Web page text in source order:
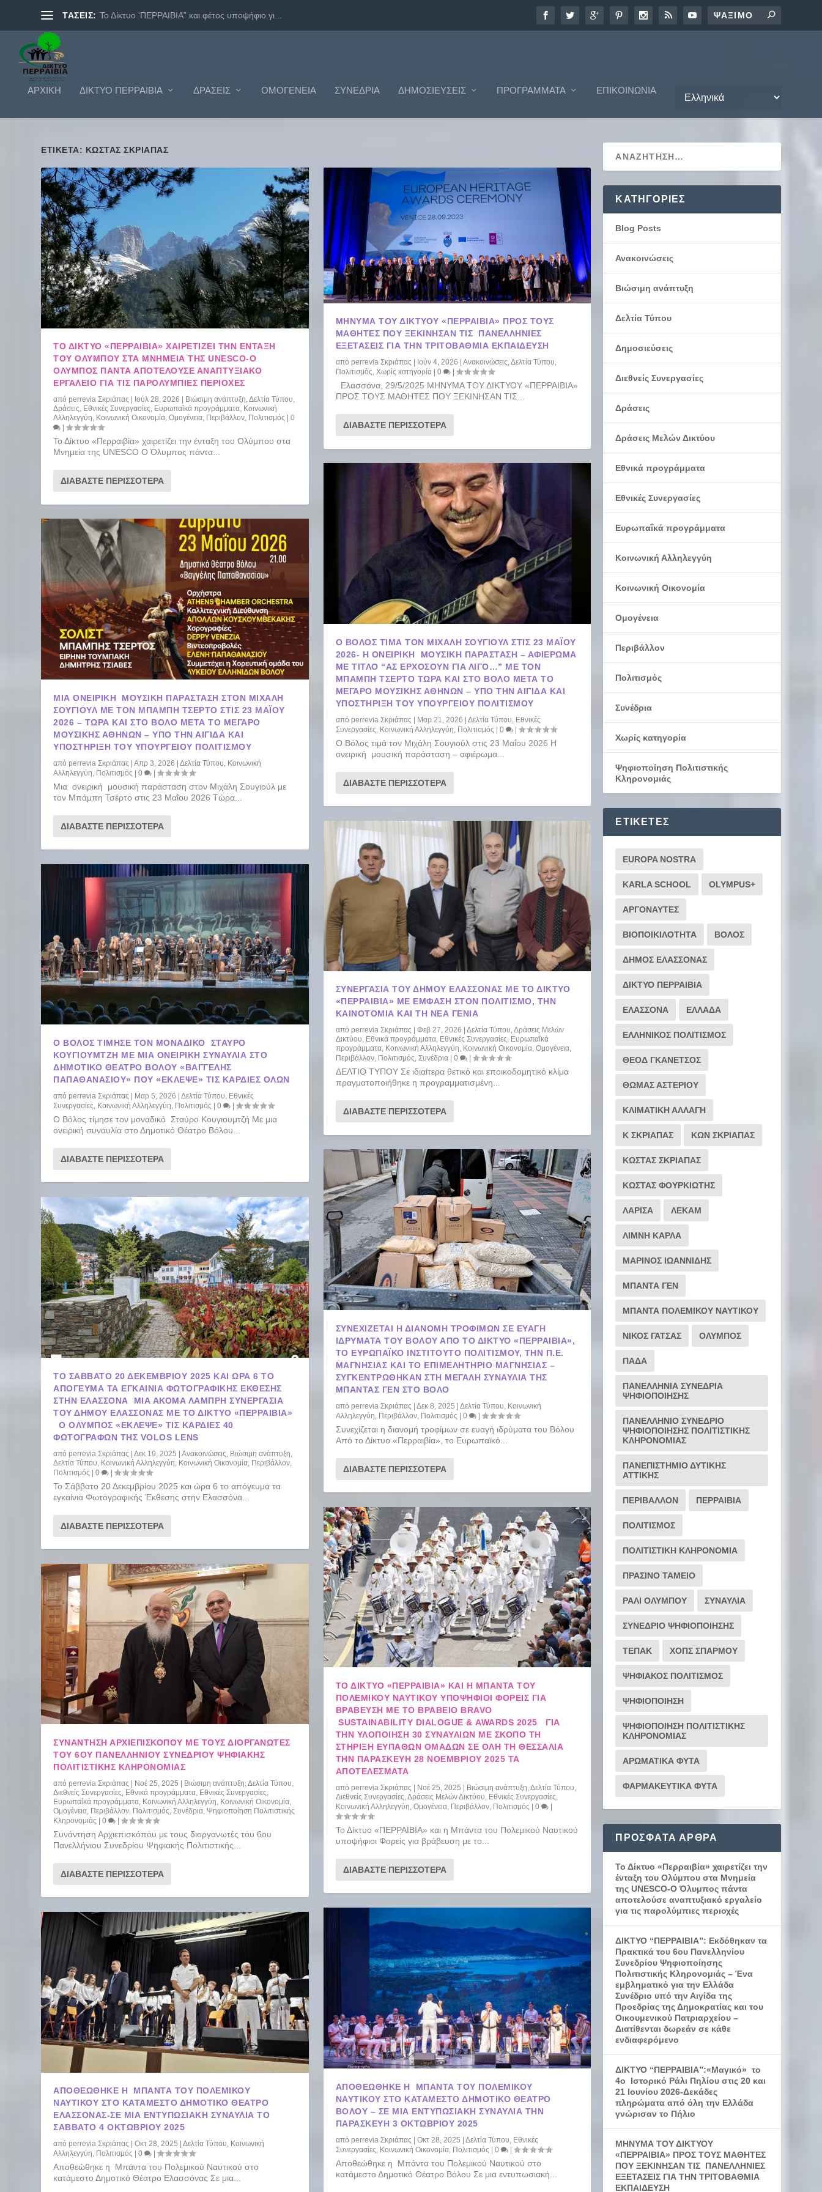
ΤΑΣΕΙΣ: BRAVO2018. ΔΙΚΤΥΟ ΠΕΡΡΑΙΒΙΑ.
ΑΡΧΙΚΗ ΔΊΚΤΥΟ ΠΕΡΡΑΙΒΊΑ ΔΡΆΣΕΙΣ ΟΜΟΓΈΝΕΙΑ ΣΥΝΈΔΡΙΑ ΔΗΜΟΣΙΕΎΣΕΙΣ ΠΡΟΓΡΆΜΜΑΤΑ ΕΠΙΚΟΙΝΩΝΊΑ
ΕΤΙΚΈΤΑ: ΚΩΣΤΑΣ ΣΚΡΙΑΠΑΣ
ΤΟ ΔΊΚΤΥΟ «ΠΕΡΡΑΙΒΊΑ» ΧΑΙΡΕΤΊΖΕΙ ΤΗΝ ΈΝΤΑΞΗ
ΤΟΥ ΟΛΎΜΠΟΥ ΣΤΑ ΜΝΗΜΕΊΑ ΤΗΣ UNESCO-Ο
ΌΛΥΜΠΟΣ ΠΆΝΤΑ ΑΠΟΤΕΛΟΎΣΕ ΑΝΑΠΤΥΞΙΑΚΌ
ΕΡΓΑΛΕΊΟ ΓΙΑ ΤΙΣ ΠΑΡΟΛΎΜΠΙΕΣ ΠΕΡΙΟΧΈΣ
απόperrevia Σκριάπας Ιούλ 28, 2026 Βιώσιμη ανάπτυξη,Δελτία Τύπου,
Δράσεις, Εθνικές Συνεργασίες, Ευρωπαΐκά προγράμματα, Κοινωνική
Αλληλεγγύη, Κοινωνική Οικονομία,Ομογένεια, Περιβάλλον, Πολιτισμός |0
|
Το Δίκτυο «Περραιβία» χαιρετίζει την ένταξη του Ολύμπου στα
Μνημεία της UNESCO Ο Όλυμπος πάντα...
ΔΙΑΒΆΣΤΕ ΠΕΡΙΣΣΌΤΕΡΑ
ΜΙΑ ΟΝΕΙΡΙΚΉ ΜΟΥΣΙΚΉ ΠΑΡΆΣΤΑΣΗ ΣΤΟΝ ΜΙΧΆΛΗ
ΣΟΥΓΙΟΎΛ ΜΕ ΤΟΝ ΜΠΆΜΠΗ ΤΣΈΡΤΟ ΣΤΙΣ 23 ΜΑΪ́ΟΥ
2026 – TΏΡΑ ΚΑΙ ΣΤΟ ΒΌΛΟ ΜΕΤΆ ΤΟ ΜΈΓΑΡΟ
ΜΟΥΣΙΚΉΣ ΑΘΗΝΏΝ – ΥΠΌ ΤΗΝ ΑΙΓΊΔΑ ΚΑΙ
ΥΠΟΣΤΉΡΙΞΗ ΤΟΥ ΥΠΟΥΡΓΕΊΟΥ ΠΟΛΙΤΙΣΜΟΎ
απόperrevia Σκριάπας |Απρ 3, 2026 |Δελτία Τύπου, Κοινωνική
Αλληλεγγύη, Πολιτισμός |0 |
Μια ονειρική μουσική παράσταση στον Μιχάλη Σουγιούλ με
τον Μπάμπη Τσέρτο στις 23 Μαΐου 2026 Tώρα...
ΔΙΑΒΆΣΤΕ ΠΕΡΙΣΣΌΤΕΡΑ
Ο ΒΌΛΟΣ ΤΊΜΗΣΕ ΤΟΝ ΜΟΝΑΔΙΚΌ ΣΤΑΎΡΟ
ΚΟΥΓΙΟΥΜΤΖΉ ΜΕ ΜΙΑ ΟΝΕΙΡΙΚΉ ΣΥΝΑΥΛΊΑ ΣΤΟ
ΔΗΜΟΤΙΚΌ ΘΈΑΤΡΟ ΒΌΛΟΥ «ΒΑΓΓΈΛΗΣ
ΠΑΠΑΘΑΝΑΣΊΟΥ» ΠΟΥ «ΈΚΛΕΨΕ» ΤΙΣ ΚΑΡΔΙΈΣ ΌΛΩΝ
απόperrevia Σκριάπας Μαρ 5, 2026 |Δελτία Τύπου, Εθνικές
Συνεργασίες, Κοινωνική Αλληλεγγύη, Πολιτισμός |0 |
Ο Βόλος τίμησε τον μοναδικό Σταύρο Κουγιουμτζή Με μια
ονειρική συναυλία στο Δημοτικό Θέατρο Βόλου...
ΔΙΑΒΆΣΤΕ ΠΕΡΙΣΣΌΤΕΡΑ
ΤΟ ΣΆΒΒΑΤΟ 20 ΔΕΚΕΜΒΡΊΟΥ 2025 ΚΑΙ ΏΡΑ 6 ΤΟ
ΑΠΌΓΕΥΜΑ ΤΑ ΕΓΚΑΊΝΙΑ ΦΩΤΟΓΡΑΦΙΚΉΣ ΈΚΘΕΣΗΣ
ΣΤΗΝ ΕΛΑΣΣΌΝΑ ΜΙΑ ΑΚΌΜΑ ΛΑΜΠΡΉ ΣΥΝΕΡΓΑΣΊΑ
ΤΟΥ ΔΉΜΟΥ ΕΛΑΣΣΌΝΑΣ ΜΕ ΤΟ ΔΊΚΤΥΟ «ΠΕΡΡΑΙΒΊΑ»
Ο ΌΛΥΜΠΟΣ «ΈΚΛΕΨΕ» ΤΙΣ ΚΑΡΔΙΈΣ 40
ΦΩΤΟΓΡΆΦΩΝ ΤΗΣ VOLOS LENS
απόperrevia Σκριάπας |Δεκ 19, 2025 |Ανακοινώσεις Βιώσιμη ανάπτυξη
Δελτία Τύπου Κοινωνική Αλληλεγγύη Κοινωνική Οικονομία Περιβάλλον
Πολιτισμός |0 |
Το Σάββατο 20 Δεκεμβρίου 2025 και ώρα 6 το απόγευμα τα
εγκαίνια Φωτογραφικής Έκθεσης στην Ελασσόνα...
ΔΙΑΒΆΣΤΕ ΠΕΡΙΣΣΌΤΕΡΑ
ΣΥΝΆΝΤΗΣΗ ΑΡΧΙΕΠΙΣΚΌΠΟΥ ΜΕ ΤΟΥΣ ΔΙΟΡΓΑΝΩΤΈΣ
ΤΟΥ 6ΟΥ ΠΑΝΕΛΛΉΝΙΟΥ ΣΥΝΕΔΡΊΟΥ ΨΗΦΙΑΚΉΣ
ΠΟΛΙΤΙΣΤΙΚΉΣ ΚΛΗΡΟΝΟΜΙΆΣ
απόperrevia Σκριάπας Νοέ 25, 2025 Βιώσιμη ανάπτυξη,Δελτία Τύπου,
Διεθνείς Συνεργασίες, Εθνικά προγράμματα, Εθνικές Συνεργασίες,
Ευρωπαΐκά προγράμματα, Κοινωνική Αλληλεγγύη, Κοινωνική Οικονομία,
Ομογένεια, Περιβάλλον, Πολιτισμός,Συνέδρια, Ψηφιοποίηση Πολιτιστικής
Κληρονομιάς |0 |
Συνάντηση Αρχιεπισκόπου με τους διοργανωτές του 6ου
Πανελλήνιου Συνεδρίου Ψηφιακής Πολιτιστικής...
ΔΙΑΒΆΣΤΕ ΠΕΡΙΣΣΌΤΕΡΑ
ΑΠΟΘΕΏΘΗΚΕ Η ΜΠΆΝΤΑ ΤΟΥ ΠΟΛΕΜΙΚΟΎ
ΝΑΥΤΙΚΟΎ ΣΤΟ ΚΑΤΆΜΕΣΤΟ ΔΗΜΟΤΙΚΌ ΘΈΑΤΡΟ
ΕΛΑΣΣΌΝΑΣ-ΣΕ ΜΙΑ ΕΝΤΥΠΩΣΙΑΚΉ ΣΥΝΑΥΛΊΑ ΤΟ
ΣΆΒΒΑΤΟ 4 ΟΚΤΩΒΡΊΟΥ 2025
απόperrevia Σκριάπας |Οκτ 28, 2025 |Δελτία Τύπου, Κοινωνική
Αλληλεγγύη, Πολιτισμός |0 |
Αποθεώθηκε η Μπάντα του Πολεμικού Ναυτικού στο
κατάμεστο Δημοτικό Θέατρο Ελασσόνας Σε μια...
ΜΗΝΥΜΑ ΤΟΥ ΔΙΚΤΥΟΥ «ΠΕΡΡΑΙΒΙΑ» ΠΡΟΣ ΤΟΥΣ
ΜΑΘΗΤΕΣ ΠΟΥ ΞΕΚΙΝΗΣΑΝ ΤΙΣ ΠΑΝΕΛΛΗΝΙΕΣ
ΕΞΕΤΑΣΕΙΣ ΓΙΑ ΤΗΝ ΤΡΙΤΟΒΑΘΜΙΑ ΕΚΠΑΙΔΕΥΣΗ
από perrevia Σκριάπας Ιούν 4, 2026 Ανακοινώσεις,Δελτία Τύπου,
Πολιτισμός, Χωρίς κατηγορία| 0 |
Ελασσόνα, 29/5/2025 ΜΗΝΥΜΑ ΤΟΥ ΔΙΚΤΥΟΥ «ΠΕΡΡΑΙΒΙΑ»
ΠΡΟΣ ΤΟΥΣ ΜΑΘΗΤΕΣ ΠΟΥ ΞΕΚΙΝΗΣΑΝ ΤΙΣ...
ΔΙΑΒΆΣΤΕ ΠΕΡΙΣΣΌΤΕΡΑ
Ο ΒΌΛΟΣ ΤΙΜΆ ΤΟΝ ΜΙΧΆΛΗ ΣΟΥΓΙΟΎΛ ΣΤΙΣ 23 ΜΑΪ́ΟΥ
2026- Η ΟΝΕΙΡΙΚΉ ΜΟΥΣΙΚΉ ΠΑΡΆΣΤΑΣΗ – ΑΦΙΈΡΩΜΑ
ΜΕ ΤΊΤΛΟ “ΑΣ ΕΡΧΌΣΟΥΝ ΓΙΑ ΛΊΓΟ…” ΜΕ ΤΟΝ
ΜΠΆΜΠΗ ΤΣΈΡΤΟ TΏΡΑ ΚΑΙ ΣΤΟ ΒΌΛΟ ΜΕΤΆ ΤΟ
ΜΈΓΑΡΟ ΜΟΥΣΙΚΉΣ ΑΘΗΝΏΝ – ΥΠΌ ΤΗΝ ΑΙΓΊΔΑ ΚΑΙ
ΥΠΟΣΤΉΡΙΞΗ ΤΟΥ ΥΠΟΥΡΓΕΊΟΥ ΠΟΛΙΤΙΣΜΟΎ
από perrevia Σκριάπας | Μαρ 21, 2026 | Δελτία Τύπου Εθνικές
Συνεργασίες Κοινωνική Αλληλεγγύη Πολιτισμός | 0 |
Ο Βόλος τιμά τον Μιχάλη Σουγιούλ στις 23 Μαΐου 2026 Η
ονειρική μουσική παράσταση – αφιέρωμα...
ΔΙΑΒΆΣΤΕ ΠΕΡΙΣΣΌΤΕΡΑ
ΣΥΝΕΡΓΑΣΊΑ ΤΟΥ ΔΉΜΟΥ ΕΛΑΣΣΌΝΑΣ ΜΕ ΤΟ ΔΊΚΤΥΟ
«ΠΕΡΡΑΙΒΊΑ» ΜΕ ΈΜΦΑΣΗ ΣΤΟΝ ΠΟΛΙΤΙΣΜΌ, ΤΗΝ
ΚΑΙΝΟΤΟΜΊΑ ΚΑΙ ΤΗ ΝΈΑ ΓΕΝΙΆ
από perrevia Σκριάπας Φεβ 27, 2026 Δελτία Τύπου,Δράσεις Μελών
Δικτύου, Εθνικά προγράμματα, Εθνικές Συνεργασίες, Ευρωπαΐκά
προγράμματα, Κοινωνική Αλληλεγγύη, Κοινωνική Οικονομία, Ομογένεια,
Περιβάλλον, Πολιτισμός, Συνέδρια| 0 |
ΔΕΛΤΙΟ ΤΥΠΟΥ Σε ιδιαίτερα θετικό και εποικοδομητικό κλίμα
πραγματοποιήθηκε η προγραμματισμένη...
ΔΙΑΒΆΣΤΕ ΠΕΡΙΣΣΌΤΕΡΑ
ΣΥΝΕΧΊΖΕΤΑΙ Η ΔΙΑΝΟΜΉ ΤΡΟΦΊΜΩΝ ΣΕ ΕΥΑΓΉ
ΙΔΡΎΜΑΤΑ ΤΟΥ ΒΌΛΟΥ ΑΠΌ ΤΟ ΔΊΚΤΥΟ «ΠΕΡΡΑΙΒΊΑ»,
ΤΟ ΕΥΡΩΠΑΪΚΌ ΙΝΣΤΙΤΟΎΤΟ ΠΟΛΙΤΙΣΜΟΎ, ΤΗΝ Π.Ε.
ΜΑΓΝΗΣΊΑΣ ΚΑΙ ΤΟ ΕΠΙΜΕΛΗΤΉΡΙΟ ΜΑΓΝΗΣΊΑΣ –
ΣΥΓΚΕΝΤΡΏΘΗΚΑΝ ΣΤΗ ΜΕΓΆΛΗ ΣΥΝΑΥΛΊΑ ΤΗΣ
ΜΠΆΝΤΑΣ ΓΕΝ ΣΤΟ ΒΌΛΟ
από perrevia Σκριάπας | Δεκ 8, 2025 | Δελτία Τύπου Κοινωνική
Αλληλεγγύη Περιβάλλον, Πολιτισμός | 0 |
Συνεχίζεται η διανομή τροφίμων σε ευαγή ιδρύματα του Βόλου
Από το Δίκτυο «Περραιβία», το Ευρωπαϊκό...
ΔΙΑΒΆΣΤΕ ΠΕΡΙΣΣΌΤΕΡΑ
ΤΟ ΔΊΚΤΥΟ «ΠΕΡΡΑΙΒΙΑ» ΚΑΙ Η ΜΠΆΝΤΑ ΤΟΥ
ΠΟΛΕΜΙΚΟΎ ΝΑΥΤΙΚΟΎ ΥΠΟΨΉΦΙΟΙ ΦΟΡΕΊΣ ΓΙΑ
ΒΡΆΒΕΥΣΗ ΜΕ ΤΟ ΒΡΑΒΕΊΟ BRAVO
SUSTAINABILITY DIALOGUE & AWARDS 2025 ΓΙΑ
ΤΗΝ ΥΛΟΠΟΊΗΣΗ 30 ΣΥΝΑΥΛΙΏΝ ΜΕ ΣΚΟΠΌ ΤΗ
ΣΤΉΡΙΞΗ ΕΥΠΑΘΏΝ ΟΜΆΔΩΝ ΣΕ ΌΛΗ ΤΗ ΘΕΣΣΑΛΊΑ
ΤΗΝ ΠΑΡΑΣΚΕΥΉ 28 ΝΟΕΜΒΡΊΟΥ 2025 ΤΑ
ΑΠΟΤΕΛΈΣΜΑΤΑ
από perrevia Σκριάπας Νοέ 25, 2025 Βιώσιμη ανάπτυξη,Δελτία Τύπου,
Διεθνείς Συνεργασίες,Δράσεις Μελών Δικτύου, Εθνικές Συνεργασίες,
Κοινωνική Αλληλεγγύη, Ομογένεια, Περιβάλλον, Πολιτισμός 0 |
Το Δίκτυο «ΠΕΡΡΑΙΒΙΑ» και η Μπάντα του Πολεμικού Ναυτικού
υποψήφιοι Φορείς για βράβευση με το...
ΔΙΑΒΆΣΤΕ ΠΕΡΙΣΣΌΤΕΡΑ
ΑΠΟΘΕΏΘΗΚΕ Η ΜΠΆΝΤΑ ΤΟΥ ΠΟΛΕΜΙΚΟΎ
ΝΑΥΤΙΚΟΎ ΣΤΟ ΚΑΤΆΜΕΣΤΟ ΔΗΜΟΤΙΚΌ ΘΈΑΤΡΟ
ΒΌΛΟΥ – ΣΕ ΜΙΑ ΕΝΤΥΠΩΣΙΑΚΉ ΣΥΝΑΥΛΊΑ ΤΗΝ
ΠΑΡΑΣΚΕΥΉ 3 ΟΚΤΩΒΡΊΟΥ 2025
από perrevia Σκριάπας | Οκτ 28, 2025 | Δελτία Τύπου Εθνικές
Συνεργασίες Κοινωνική Οικονομία, Πολιτισμός | 0 |
Αποθεώθηκε η Μπάντα του Πολεμικού Ναυτικού στο
κατάμεστο Δημοτικό Θέατρο Βόλου Σε μια εντυπωσιακή...
KΑΤΗΓΟΡΊΕΣ
Blog Posts
Ανακοινώσεις
Βιώσιμη ανάπτυξη
Δελτία Τύπου
Δημοσιεύσεις
Διεθνείς Συνεργασίες
Δράσεις
Δράσεις Μελών Δικτύου
Εθνικά προγράμματα
Εθνικές Συνεργασίες
Ευρωπαΐκά προγράμματα
Κοινωνική Αλληλεγγύη
Κοινωνική Οικονομία
Ομογένεια
Περιβάλλον
Πολιτισμός
Συνέδρια
Χωρίς κατηγορία
Ψηφιοποίηση Πολιτιστικής
Κληρονομιάς
ΕΤΙΚΈΤΕΣ
EUROPA NOSTRA
KARLA SCHOOL OLYMPUS+
ΑΡΓΟΝΑΥΤΕΣ
ΒΙΟΠΟΙΚΙΛΟΤΗΤΑ ΒΟΛΟΣ
ΔΗΜΟΣ ΕΛΑΣΣΟΝΑΣ
ΔΙΚΤΥΟ ΠΕΡΡΑΙΒΙΑ
ΕΛΑΣΣΟΝΑ ΕΛΛΑΔΑ
ΕΛΛΗΝΙΚΟΣ ΠΟΛΙΤΙΣΜΟΣ
ΘΕΟΔ ΓΚΑΝΕΤΣΟΣ
ΘΩΜΑΣ ΑΣΤΕΡΙΟΥ
ΚΛΙΜΑΤΙΚΗ ΑΛΛΑΓΗ
Κ ΣΚΡΙΑΠΑΣ ΚΩΝ ΣΚΡΙΑΠΑΣ
ΚΩΣΤΑΣ ΣΚΡΙΑΠΑΣ
ΚΩΣΤΑΣ ΦΟΥΡΚΙΩΤΗΣ
ΛΑΡΙΣΑ ΛΕΚΑΜ
ΛΙΜΝΗ ΚΑΡΛΑ
ΜΑΡΙΝΟΣ ΙΩΑΝΝΙΔΗΣ
ΜΠΑΝΤΑ ΓΕΝ
ΜΠΑΝΤΑ ΠΟΛΕΜΙΚΟΥ ΝΑΥΤΙΚΟΥ
ΝΙΚΟΣ ΓΑΤΣΑΣ ΟΛΥΜΠΟΣ
ΠΑΔΑ
ΠΑΝΕΛΛΗΝΙΑ ΣΥΝΕΔΡΙΑ
ΨΗΦΙΟΠΟΙΗΣΗΣ
ΠΑΝΕΛΛΗΝΙΟ ΣΥΝΕΔΡΙΟ
ΨΗΦΙΟΠΟΙΗΣΗΣ ΠΟΛΙΤΙΣΤΙΚΗΣ
ΚΛΗΡΟΝΟΜΙΑΣ
ΠΑΝΕΠΙΣΤΗΜΙΟ ΔΥΤΙΚΗΣ
ΑΤΤΙΚΗΣ
ΠΕΡΙΒΑΛΛΟΝ ΠΕΡΡΑΙΒΙΑ
ΠΟΛΙΤΙΣΜΟΣ
ΠΟΛΙΤΙΣΤΙΚΗ ΚΛΗΡΟΝΟΜΙΑ
ΠΡΑΣΙΝΟ ΤΑΜΕΙΟ
ΡΆΛΙ ΟΛΎΜΠΟΥ ΣΥΝΑΥΛΙΑ
ΣΥΝΕΔΡΙΟ ΨΗΦΙΟΠΟΙΗΣΗΣ
ΤΕΠΑΚ ΧΟΠΣ ΣΠΑΡΜΟΥ
ΨΗΦΙΑΚΟΣ ΠΟΛΙΤΙΣΜΟΣ
ΨΗΦΙΟΠΟΙΗΣΗ
ΨΗΦΙΟΠΟΙΗΣΗ ΠΟΛΙΤΙΣΤΙΚΗΣ
ΚΛΗΡΟΝΟΜΙΑΣ
ΑΡΩΜΑΤΙΚΑ ΦΥΤΑ
ΦΑΡΜΑΚΕΥΤΙΚΑ ΦΥΤΑ
ΠΡΌΣΦΑΤΑ ΆΡΘΡΑ
Το Δίκτυο «Περραιβία» χαιρετίζει την
ένταξη του Ολύμπου στα Μνημεία
της UNESCO-Ο Όλυμπος πάντα
αποτελούσε αναπτυξιακό εργαλείο
για τις παρολύμπιες περιοχές
ΔΙΚΤΥΟ “ΠΕΡΡΑΙΒΙΑ”: Εκδόθηκαν τα
Πρακτικά του 6ου Πανελληνίου
Συνεδρίου Ψηφιοποίησης
Πολιτιστικής Κληρονομιάς – Ένα
εμβληματικό για την Ελλάδα
Συνέδριο υπό την Αιγίδα της
Προεδρίας της Δημοκρατίας και του
Οικουμενικού Πατριαρχείου –
Διατίθενται δωρεάν σε κάθε
ενδιαφερόμενο
ΔΙΚΤΥΟ “ΠΕΡΡΑΙΒΙΑ”:«Μαγικό» το
4ο Ιστορικό Ράλι Πηλίου στις 20 και
21 Ιουνίου 2026-Δεκάδες
πληρώματα από όλη την Ελλάδα
γνώρισαν το Πήλιο
ΜΗΝΥΜΑ ΤΟΥ ΔΙΚΤΥΟΥ
«ΠΕΡΡΑΙΒΙΑ» ΠΡΟΣ ΤΟΥΣ ΜΑΘΗΤΕΣ
ΠΟΥ ΞΕΚΙΝΗΣΑΝ ΤΙΣ ΠΑΝΕΛΛΗΝΙΕΣ
ΕΞΕΤΑΣΕΙΣ ΓΙΑ ΤΗΝ ΤΡΙΤΟΒΑΘΜΙΑ
ΕΚΠΑΙΔΕΥΣΗ